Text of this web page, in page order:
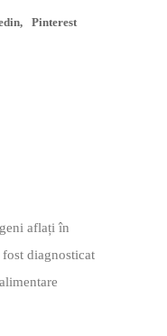
Pinterest
aflați în
diagnosticat